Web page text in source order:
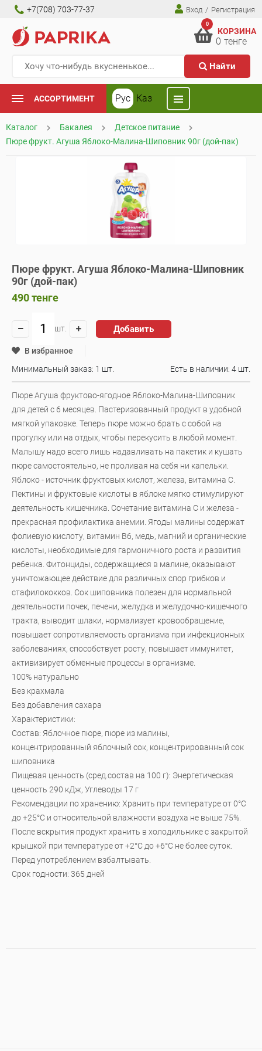
+7(708) 703-77-37 Вход / Регистрация
Найти
0
КОРЗИНА
0 тенге
АССОРТИМЕНТ Рус Каз
Каталог Бакалея
Детское питание
Пюре фрукт. Агуша Яблоко-Малина-Шиповник 90г (дой-пак)
Пюре фрукт. Агуша Яблоко-Малина-Шиповник
90г (дой-пак)
490тенге
шт. Добавить
В избранное
Минимальный заказ: 1 шт.
Есть в наличии: 4 шт.
Пюре Агуша фруктово-ягодное Яблоко-Малина-Шиповник
для детей с 6 месяцев. Пастеризованный продукт в удобной
мягкой упаковке. Теперь пюре можно брать с собой на
прогулку или на отдых, чтобы перекусить в любой момент.
Малышу надо всего лишь надавливать на пакетик и кушать
пюре самостоятельно, не проливая на себя ни капельки.
Яблоко - источник фруктовых кислот, железа, витамина С.
Пектины и фруктовые кислоты в яблоке мягко стимулируют
деятельность кишечника. Сочетание витамина С и железа -
прекрасная профилактика анемии. Ягоды малины содержат
фолиевую кислоту, витамин В6, медь, магний и органические
кислоты, необходимые для гармоничного роста и развития
ребенка. Фитонциды, содержащиеся в малине, оказывают
уничтожающее действие для различных спор грибков и
стафилококков. Сок шиповника полезен для нормальной
деятельности почек, печени, желудка и желудочно-кишечного
тракта, выводит шлаки, нормализует кровообращение,
повышает сопротивляемость организма при инфекционных
заболеваниях, способствует росту, повышает иммунитет,
активизирует обменные процессы в организме.
100% натурально
Без крахмала
Без добавления сахара
Характеристики:
Состав: Яблочное пюре, пюре из малины,
концентрированный яблочный сок, концентрированный сок
шиповника
Пищевая ценность (сред.состав на 100 г): Энергетическая
ценность 290 кДж, Углеводы 17 г
Рекомендации по хранению: Хранить при температуре от 0°С
до +25°С и относительной влажности воздуха не выше 75%.
После вскрытия продукт хранить в холодильнике с закрытой
крышкой при температуре от +2°С до +6°С не более суток.
Перед употреблением взбалтывать.
Срок годности: 365 дней